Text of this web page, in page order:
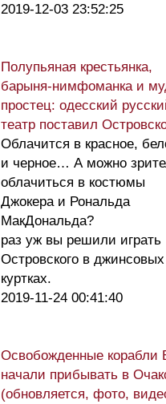
2019-12-03 23:52:25
Полупьяная крестьянка,
барыня-нимфоманка и
простец: одесский
театр поставил
Облачится в красное,
и черное… А можно
облачиться в костюмы
Джокера и Рональда
МакДональда?
раз уж вы решили играть
Островского в джинсовых
куртках.
2019-11-24 00:41:40
Освобожденные
начали прибывать в
(обновляется, фото,